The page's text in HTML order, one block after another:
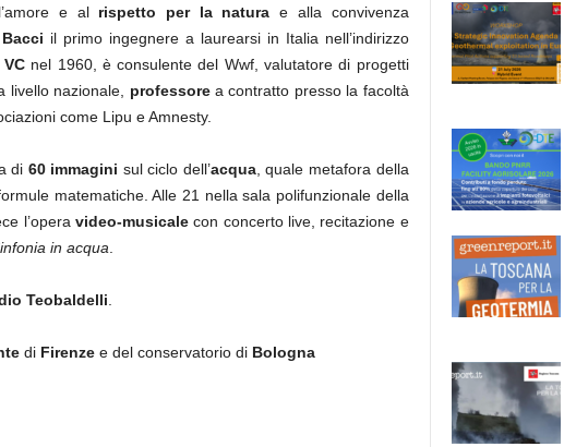
e al rispetto per la naturae alla convivenza
il primo ingegnere a laurearsi in Italia nell’indirizzo
nel 1960, è consulente del Wwf, valutatore di progetti
livello nazionale, professore a contratto presso la facoltà
come Lipu e Amnesty.
di 60 immagini sul ciclo dell’acqua, quale metafora della
matematiche. Alle 21 nella sala polifunzionale della
l’opera video-musicalecon concerto live, recitazione e
in acqua
Teobaldelli
di Firenze e del conservatorio di Bologna